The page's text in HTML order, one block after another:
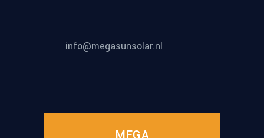
info@megasunsolar.nl